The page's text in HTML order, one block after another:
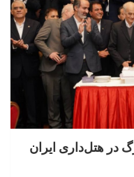
بزرگ در هتل‌داری ایران